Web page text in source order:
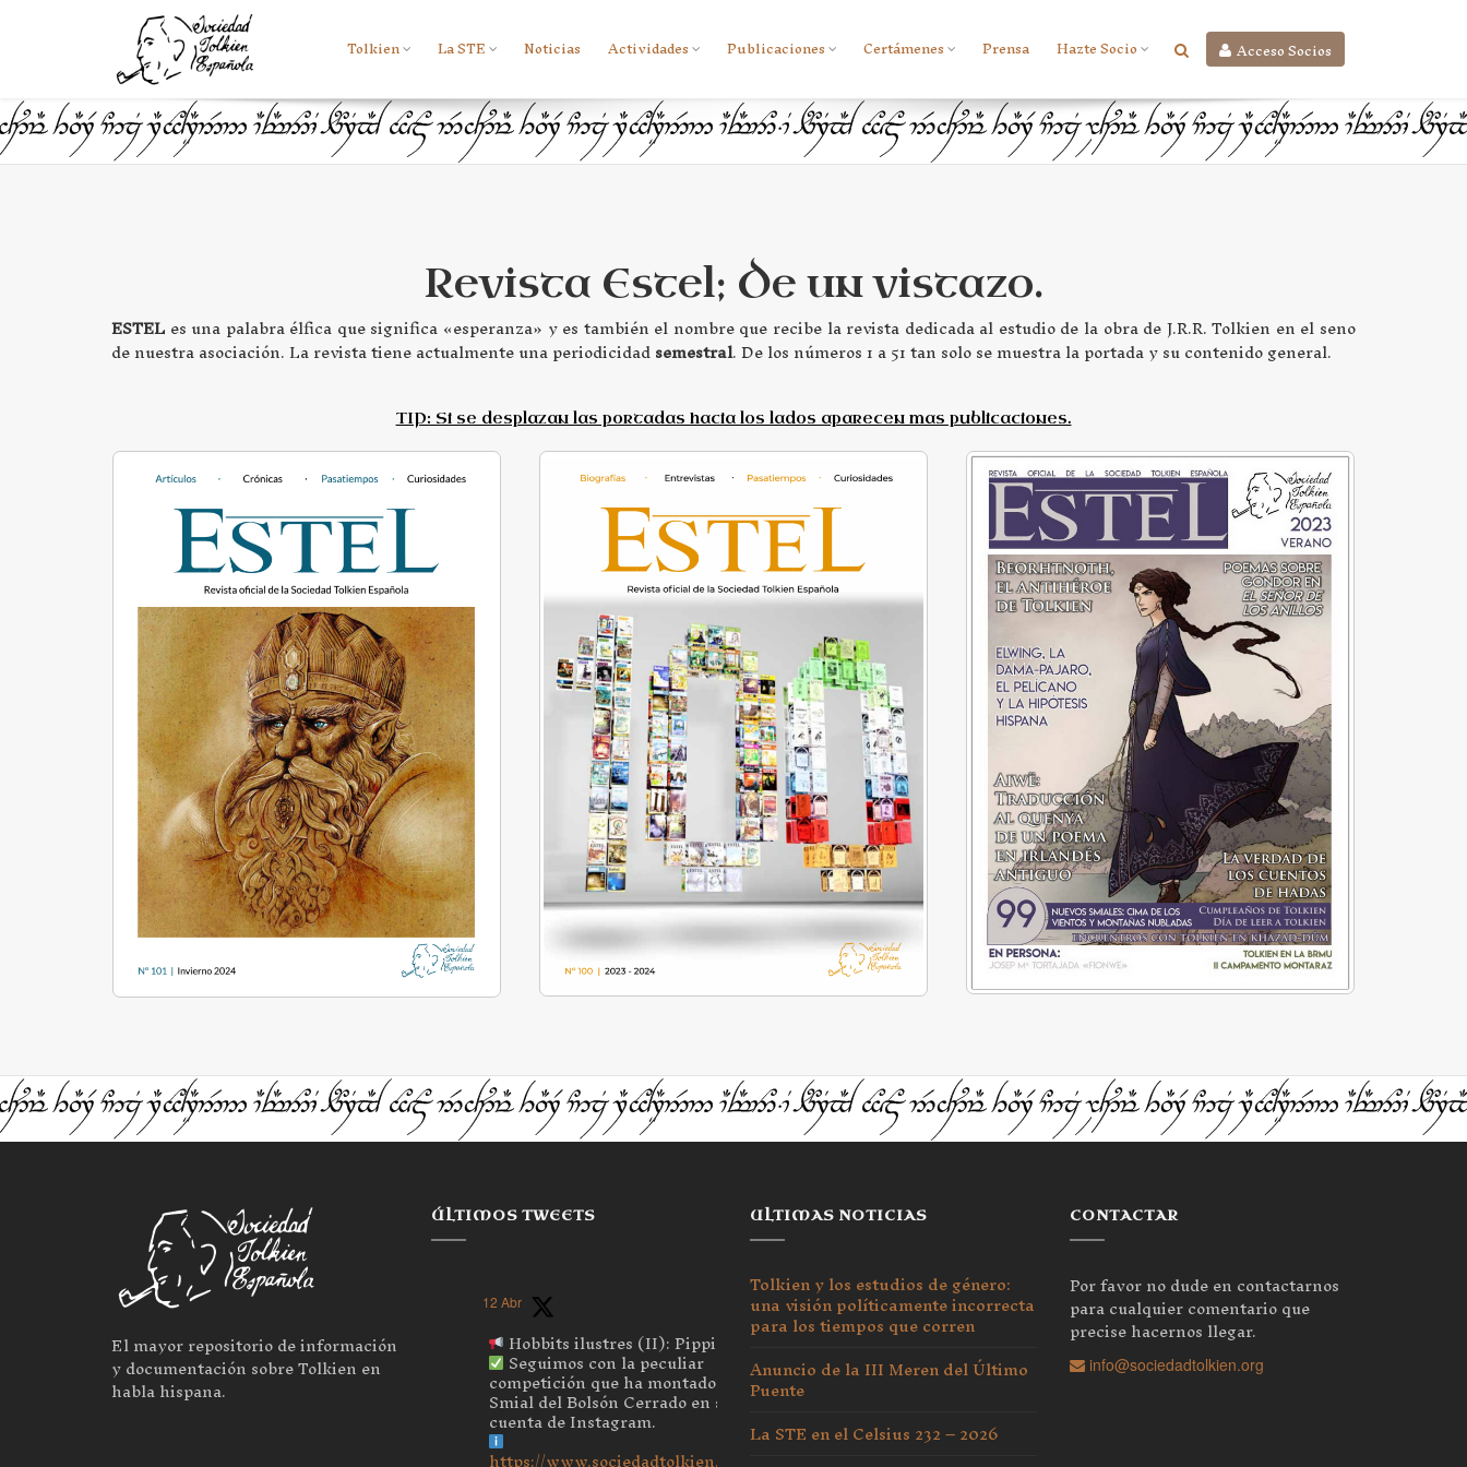
Acceso Socios
Tolkien La STE Noticias Actividades Publicaciones Certámenes Prensa Hazte Socio
Revista Estel; De un vistazo.
ESTELes una palabra élfica que significa «esperanza» y es también el nombre que recibe la revista dedicada al estudio de la obra de J.R.R. Tolkien en el seno
de nuestra asociación. La revista tiene actualmente una periodicidadsemestral. De los números 1 a 51 tan solo se muestra la portada y su contenido general.
TIP: Si se desplazan las portadas hacia los lados aparecen mas publicaciones.
El mayor repositorio de información
y documentación sobre Tolkien en
habla hispana.
ÚLTIMOS TWEETS
12 Abr
Hobbits ilustres (II): Pippin
Seguimos con la peculiar
competición que ha montado el
Smial del Bolsón Cerrado en su
cuenta de Instagram.
ULTIMAS NOTICIAS
Tolkien y los estudios de género:
una visión políticamente incorrecta
para los tiempos que corren
Anuncio de la III Meren del Último
Puente
La STE en el Celsius 232 – 2026
CONTACTAR
Por favor no dude en contactarnos
para cualquier comentario que
precise hacernos llegar.
info@sociedadtolkien.org